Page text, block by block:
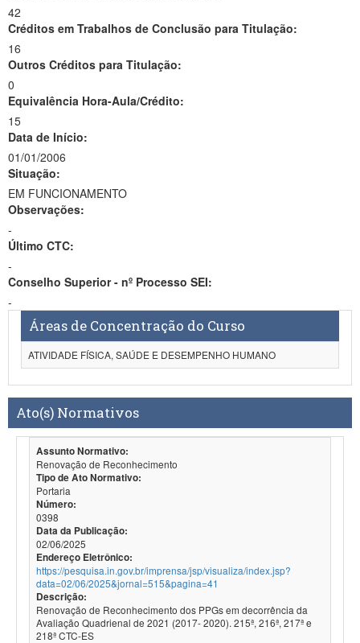
42
Créditos em Trabalhos de Conclusão para Titulação:
16
Outros Créditos para Titulação:
0
Equivalência Hora-Aula/Crédito:
15
Data de Início:
01/01/2006
Situação:
EM FUNCIONAMENTO
Observações:
-
Último CTC:
-
Conselho Superior - nº Processo SEI:
-
Áreas de Concentração do Curso
ATIVIDADE FÍSICA, SAÚDE E DESEMPENHO HUMANO
Ato(s) Normativos
Assunto Normativo:
Renovação de Reconhecimento
Tipo de Ato Normativo:
Portaria
Número:
0398
Data da Publicação:
02/06/2025
Endereço Eletrônico:
https://pesquisa.in.gov.br/imprensa/jsp/visualiza/index.jsp?
data=02/06/2025&jornal=515&pagina=41
Descrição:
Renovação de Reconhecimento dos PPGs em decorrência da
Avaliação Quadrienal de 2021 (2017- 2020). 215ª, 216ª, 217ª e
218ª CTC-ES